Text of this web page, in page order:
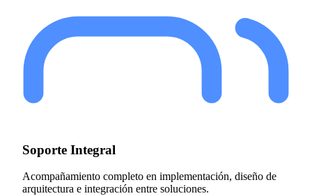
Soporte Integral
Acompañamiento completo en implementación, diseño de
arquitectura e integración entre soluciones.